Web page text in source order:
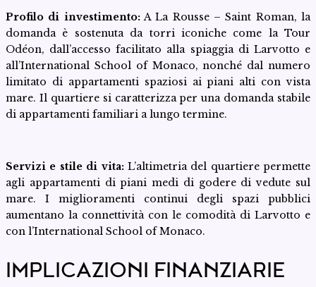
Profilo di investimento:A La Rousse – Saint Roman, la
domanda è sostenuta da torri iconiche come la Tour
Odéon, dall’accesso facilitato alla spiaggia di Larvotto e
all’International School of Monaco, nonché dal numero
limitato di appartamenti spaziosi ai piani alti con vista
mare. Il quartiere si caratterizza per una domanda stabile
di appartamenti familiari a lungo termine.
Servizi e stile di vita:L’altimetria del quartiere permette
agli appartamenti di piani medi di godere di vedute sul
mare. I miglioramenti continui degli spazi pubblici
aumentano la connettività con le comodità di Larvotto e
con l’International School of Monaco.
IMPLICAZIONI FINANZIARIE